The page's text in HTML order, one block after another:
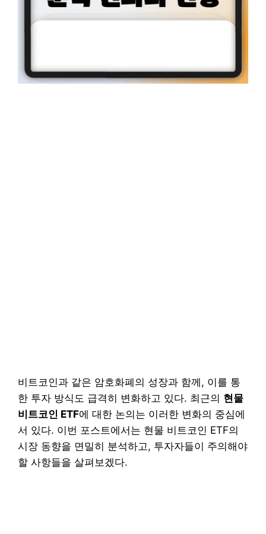
비트코인과 같은 암호화폐의 성장과 함께, 이를 통
한 투자 방식도 급격히 변화하고 있다. 최근의 현물
비트코인 ETF에 대한 논의는 이러한 변화의 중심에
서 있다. 이번 포스트에서는 현물 비트코인 ETF의
시장 동향을 면밀히 분석하고, 투자자들이 주의해야
할 사항들을 살펴보겠다.